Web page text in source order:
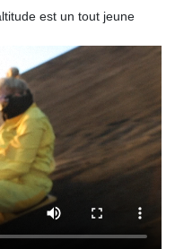
est un tout jeune